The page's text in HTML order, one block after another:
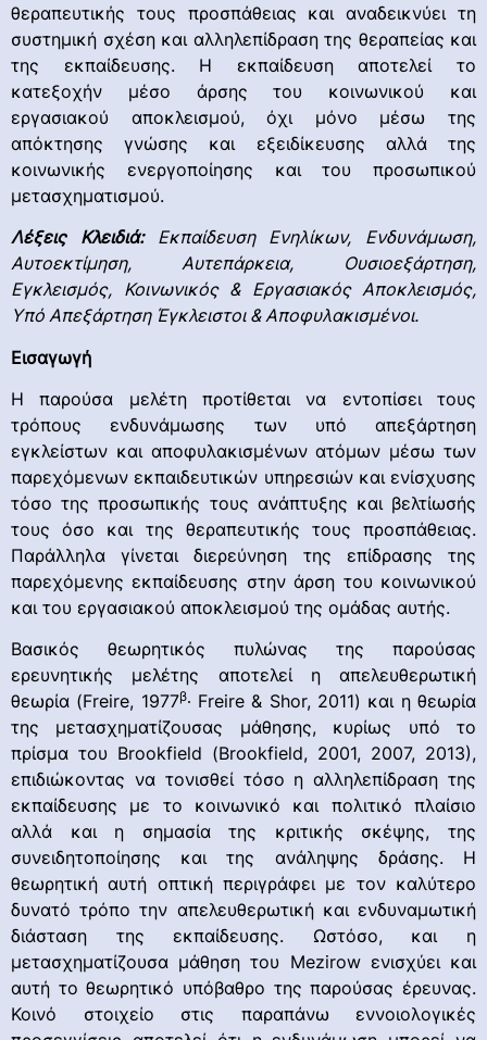
θεραπευτικής τους προσπάθειας και αναδεικνύει τη
συστημική σχέση και αλληλεπίδραση της θεραπείας και
της εκπαίδευσης. Η εκπαίδευση αποτελεί το
κατεξοχήν μέσο άρσης του κοινωνικού και
εργασιακού αποκλεισμού, όχι μόνο μέσω της
απόκτησης γνώσης και εξειδίκευσης αλλά της
κοινωνικής ενεργοποίησης και του προσωπικού
μετασχηματισμού.
Λέξεις Κλειδιά:Εκπαίδευση Ενηλίκων, Ενδυνάμωση,
Αυτοεκτίμηση, Αυτεπάρκεια, Ουσιοεξάρτηση,
Εγκλεισμός, Κοινωνικός & Εργασιακός Αποκλεισμός,
Υπό Απεξάρτηση Έγκλειστοι & Αποφυλακισμένοι.
Εισαγωγή
Η παρούσα μελέτη προτίθεται να εντοπίσει τους
τρόπους ενδυνάμωσης των υπό απεξάρτηση
εγκλείστων και αποφυλακισμένων ατόμων μέσω των
παρεχόμενων εκπαιδευτικών υπηρεσιών και ενίσχυσης
τόσο της προσωπικής τους ανάπτυξης και βελτίωσής
τους όσο και της θεραπευτικής τους προσπάθειας.
Παράλληλα γίνεται διερεύνηση της επίδρασης της
παρεχόμενης εκπαίδευσης στην άρση του κοινωνικού
και του εργασιακού αποκλεισμού της ομάδας αυτής.
Βασικός θεωρητικός πυλώνας της παρούσας
ερευνητικής μελέτης αποτελεί η απελευθερωτική
θεωρία (Freire, 1977β∙ Freire & Shor, 2011) και η θεωρία
της μετασχηματίζουσας μάθησης, κυρίως υπό το
πρίσμα του Brookfield (Brookfield, 2001, 2007, 2013),
επιδιώκοντας να τονισθεί τόσο η αλληλεπίδραση της
εκπαίδευσης με το κοινωνικό και πολιτικό πλαίσιο
αλλά και η σημασία της κριτικής σκέψης, της
συνειδητοποίησης και της ανάληψης δράσης. H
θεωρητική αυτή οπτική περιγράφει με τον καλύτερο
δυνατό τρόπο την απελευθερωτική και ενδυναμωτική
διάσταση της εκπαίδευσης. Ωστόσο, και η
μετασχηματίζουσα μάθηση του Mezirow ενισχύει και
αυτή το θεωρητικό υπόβαθρο της παρούσας έρευνας.
Κοινό στοιχείο στις παραπάνω εννοιολογικές